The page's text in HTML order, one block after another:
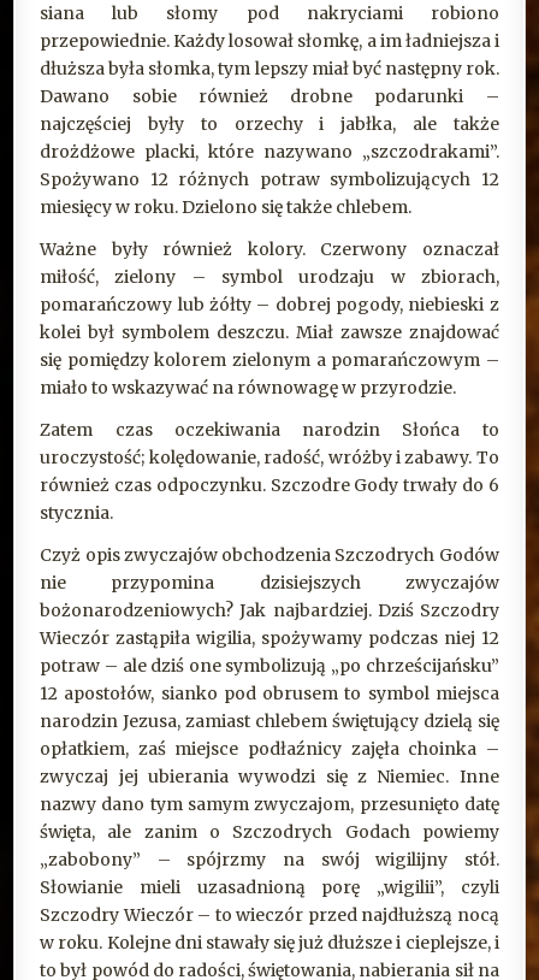
siana lub słomy pod nakryciami robiono
przepowiednie. Każdy losował słomkę, a im ładniejsza i
dłuższa była słomka, tym lepszy miał być następny rok.
Dawano sobie również drobne podarunki –
najczęściej były to orzechy i jabłka, ale także
drożdżowe placki, które nazywano „szczodrakami”.
Spożywano 12 różnych potraw symbolizujących 12
miesięcy w roku. Dzielono się także chlebem.
Ważne były również kolory. Czerwony oznaczał
miłość, zielony – symbol urodzaju w zbiorach,
pomarańczowy lub żółty – dobrej pogody, niebieski z
kolei był symbolem deszczu. Miał zawsze znajdować
się pomiędzy kolorem zielonym a pomarańczowym –
miało to wskazywać na równowagę w przyrodzie.
Zatem czas oczekiwania narodzin Słońca to
uroczystość; kolędowanie, radość, wróżby i zabawy. To
również czas odpoczynku. Szczodre Gody trwały do 6
stycznia.
Czyż opis zwyczajów obchodzenia Szczodrych Godów
nie przypomina dzisiejszych zwyczajów
bożonarodzeniowych? Jak najbardziej. Dziś Szczodry
Wieczór zastąpiła wigilia, spożywamy podczas niej 12
potraw – ale dziś one symbolizują „po chrześcijańsku”
12 apostołów, sianko pod obrusem to symbol miejsca
narodzin Jezusa, zamiast chlebem świętujący dzielą się
opłatkiem, zaś miejsce podłaźnicy zajęła choinka –
zwyczaj jej ubierania wywodzi się z Niemiec. Inne
nazwy dano tym samym zwyczajom, przesunięto datę
święta, ale zanim o Szczodrych Godach powiemy
„zabobony” – spójrzmy na swój wigilijny stół.
Słowianie mieli uzasadnioną porę „wigilii”, czyli
Szczodry Wieczór – to wieczór przed najdłuższą nocą
w roku. Kolejne dni stawały się już dłuższe i cieplejsze, i
to był powód do radości, świętowania, nabierania sił na